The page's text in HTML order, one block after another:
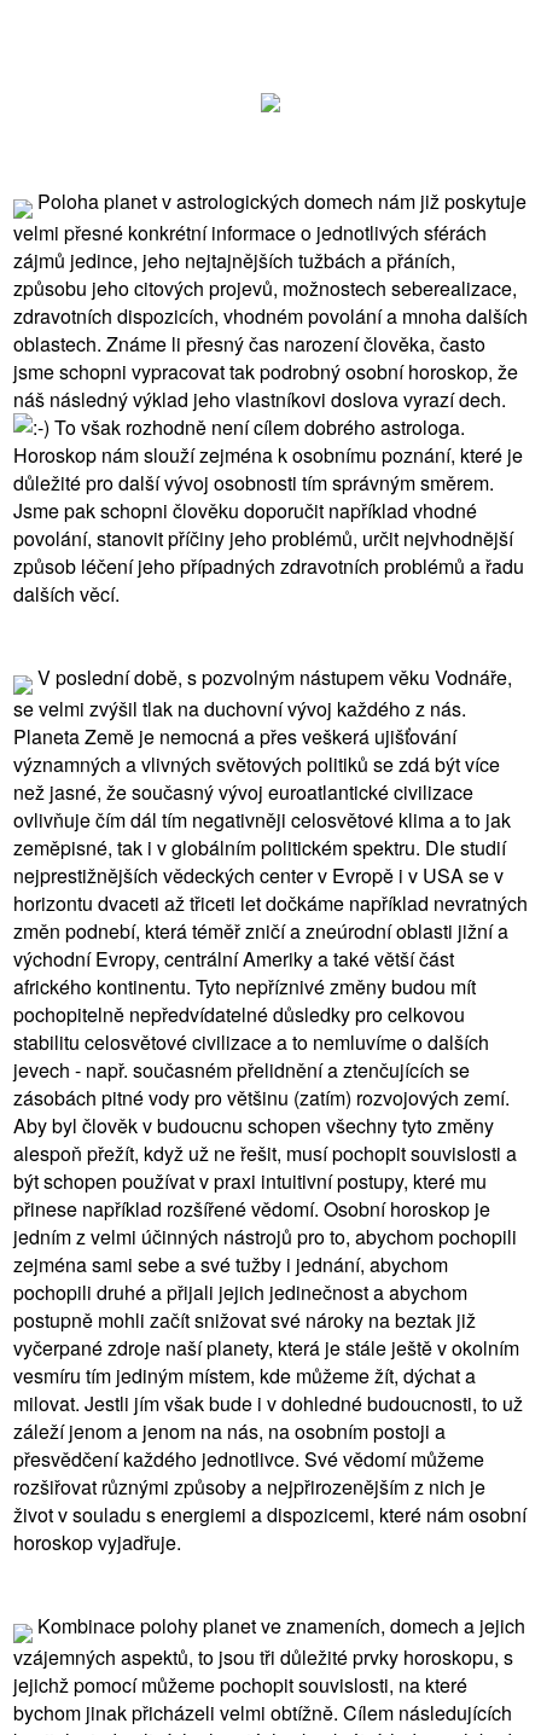
Poloha planet v astrologických domech nám již poskytuje
velmi přesné konkrétní informace o jednotlivých sférách
zájmů jedince, jeho nejtajnějších tužbách a přáních,
způsobu jeho citových projevů, možnostech seberealizace,
zdravotních dispozicích, vhodném povolání a mnoha dalších
oblastech. Známe li přesný čas narození člověka, často
jsme schopni vypracovat tak podrobný osobní horoskop, že
náš následný výklad jeho vlastníkovi doslova vyrazí dech.
To však rozhodně není cílem dobrého astrologa.
Horoskop nám slouží zejména k osobnímu poznání, které je
důležité pro další vývoj osobnosti tím správným směrem.
Jsme pak schopni člověku doporučit například vhodné
povolání, stanovit příčiny jeho problémů, určit nejvhodnější
způsob léčení jeho případných zdravotních problémů a řadu
dalších věcí.
V poslední době, s pozvolným nástupem věku Vodnáře,
se velmi zvýšil tlak na duchovní vývoj každého z nás.
Planeta Země je nemocná a přes veškerá ujišťování
významných a vlivných světových politiků se zdá být více
než jasné, že současný vývoj euroatlantické civilizace
ovlivňuje čím dál tím negativněji celosvětové klima a to jak
zeměpisné, tak i v globálním politickém spektru. Dle studií
nejprestižnějších vědeckých center v Evropě i v USA se v
horizontu dvaceti až třiceti let dočkáme například nevratných
změn podnebí, která téměř zničí a zneúrodní oblasti jižní a
východní Evropy, centrální Ameriky a také větší část
afrického kontinentu. Tyto nepříznivé změny budou mít
pochopitelně nepředvídatelné důsledky pro celkovou
stabilitu celosvětové civilizace a to nemluvíme o dalších
jevech - např. současném přelidnění a ztenčujících se
zásobách pitné vody pro většinu (zatím) rozvojových zemí.
Aby byl člověk v budoucnu schopen všechny tyto změny
alespoň přežít, když už ne řešit, musí pochopit souvislosti a
být schopen používat v praxi intuitivní postupy, které mu
přinese například rozšířené vědomí. Osobní horoskop je
jedním z velmi účinných nástrojů pro to, abychom pochopili
zejména sami sebe a své tužby i jednání, abychom
pochopili druhé a přijali jejich jedinečnost a abychom
postupně mohli začít snižovat své nároky na beztak již
vyčerpané zdroje naší planety, která je stále ještě v okolním
vesmíru tím jediným místem, kde můžeme žít, dýchat a
milovat. Jestli jím však bude i v dohledné budoucnosti, to už
záleží jenom a jenom na nás, na osobním postoji a
přesvědčení každého jednotlivce. Své vědomí můžeme
rozšiřovat různými způsoby a nejpřirozenějším z nich je
život v souladu s energiemi a dispozicemi, které nám osobní
horoskop vyjadřuje.
Kombinace polohy planet ve znameních, domech a jejich
vzájemných aspektů, to jsou tři důležité prvky horoskopu, s
jejichž pomocí můžeme pochopit souvislosti, na které
bychom jinak přicházeli velmi obtížně. Cílem následujících